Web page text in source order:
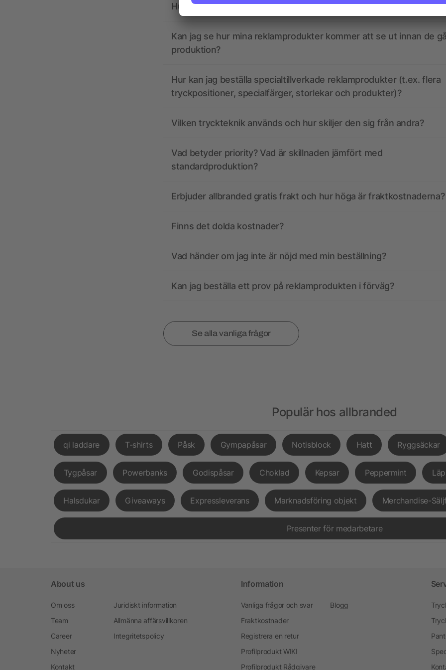
Hur ska tryckdata se ut? Hjälper allbranded mig att skapa dem?
Kan jag se hur mina reklamprodukter kommer att se ut innan de
produktion?
Hur kan jag beställa specialtillverkade reklamprodukter (t.ex. flera
tryckpositioner, specialfärger, storlekar och produkter)?
Vilken tryckteknik används och hur skiljer den sig från andra?
Vad betyder priority? Vad är skillnaden jämfört med
standardproduktion?
Erbjuder allbranded gratis frakt och hur höga är fraktkostnaderna?
Finns det dolda kostnader?
Vad händer om jag inte är nöjd med min beställning?
Kan jag beställa ett prov på reklamprodukten i förväg?
Se alla vanliga frågor
Populär hos allbranded
qi laddare T-shirts Påsk Gympapåsar Notisblock Hatt Ryggsäckar
Tygpåsar Powerbanks Godispåsar Choklad Kepsar Peppermint
Halsdukar Giveaways Expressleverans Marknadsföring objekt Merchandise-
Presenter för medarbetare
About us
Om oss
Team
Career
Nyheter
Kontakt
Juridiskt information
Allmänna affärsvillkoren
Integritetspolicy
Information
Vanliga frågor och svar
Fraktkostnader
Registrera en retur
Profilprodukt WIKI
Profilprodukt Rådgivare
Blogg